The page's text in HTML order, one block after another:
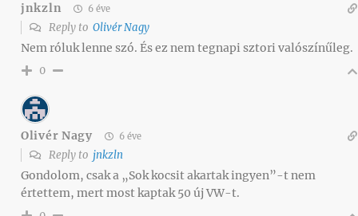
jnkzln 6 éve
Reply to Olivér Nagy
Nem róluk lenne szó. És ez nem tegnapi sztori valószínűleg.
0
Olivér Nagy 6 éve
Reply to jnkzln
Gondolom, csak a „Sok kocsit akartak ingyen”-t nem
értettem, mert most kaptak 50 új VW-t.